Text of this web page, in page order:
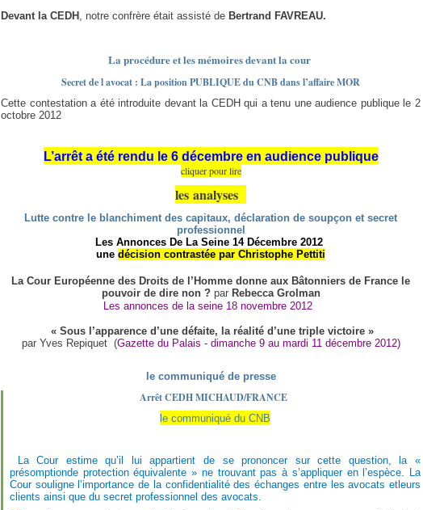
Devant la CEDH , notre confrère était assisté de Bertrand FAVREAU.
La procédure et les mémoires devant la cour
Secret de l avocat : La position PUBLIQUE du CNB dans l’affaire MOR
Cette contestation a été introduite devant la CEDH qui a tenu une audience publique le 2
octobre 2012
L’arrêt a été rendu le 6 décembre en audience publique
cliquer pour lire
les analyses
Lutte contre le blanchiment des capitaux, déclaration de soupçon et secret
professionnel
Les Annonces De La Seine 14 Décembre 2012
une décision contrastée par Christophe Pettiti
La Cour Européenne des Droits de l’Homme donne aux Bâtonniers de France le
pouvoir de dire non ?par Rebecca Grolman
Les annonces de la seine 18 novembre 2012
« Sous l’apparence d’une défaite, la réalité d’une triple victoire »
par Yves Repiquet (Gazette du Palais - dimanche 9 au mardi 11 décembre 2012)
le communiqué de presse
Arrêt CEDH MICHAUD/FRANCE
le communiqué du CNB
La Cour estime qu’il lui appartient de se prononcer sur cette question, la «
présomptionde protection équivalente » ne trouvant pas à s’appliquer en l’espèce. La
Cour souligne l’importance de la confidentialité des échanges entre les avocats etleurs
clients ainsi que du secret professionnel des avocats.